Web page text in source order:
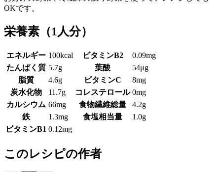
OKです。
栄養素 （1人分）
エネルギー 100kcal ビタミンB2
0.09mg
たんぱく質 5.7g 葉酸
54μg
脂質
4.6g ビタミンC
8mg
炭水化物
11.7g コレステロール 0mg
カルシウム 66mg 食物繊維総量
4.2g
鉄
1.3mg 食塩相当量
1.0g
ビタミンB1 0.12mg
このレシピの作者